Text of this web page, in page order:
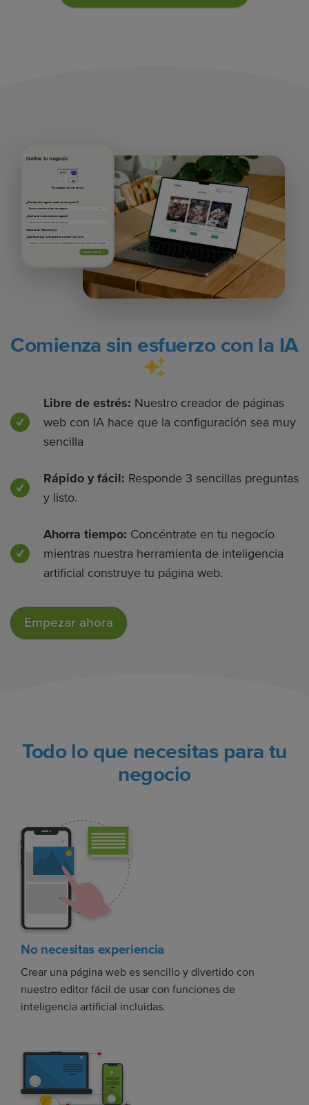
Define tu negocio
Precargado con contenido
¿Qué tipo de negocio estás construyendo?
¿Cuál es el nombre de tu negocio?
Ubicado en MéxicoEditar
¿Qué hace que tu negocio sea único? (opcional)
Siguiente paso
Comienza sin esfuerzo con la IA
Libre de estrés: Nuestro creador de páginas
web con IA hace que la configuración sea muy
sencilla
Rápido y fácil: Responde 3 sencillas preguntas
y listo.
Ahorra tiempo: Concéntrate en tu negocio
mientras nuestra herramienta de inteligencia
artificial construye tu página web.
Empezar ahora
Todo lo que necesitas para tu
negocio
No necesitas experiencia
Crear una página web es sencillo y divertido con
nuestro editor fácil de usar con funciones de
inteligencia artificial incluidas.